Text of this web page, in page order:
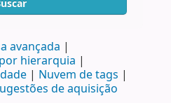
avançada
hierarquia
Nuvem de tags
de aquisição